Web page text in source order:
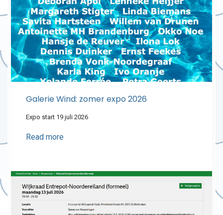
Galerie Wind: zomer expo 2026
Expo start 19 juli 2026
Read more